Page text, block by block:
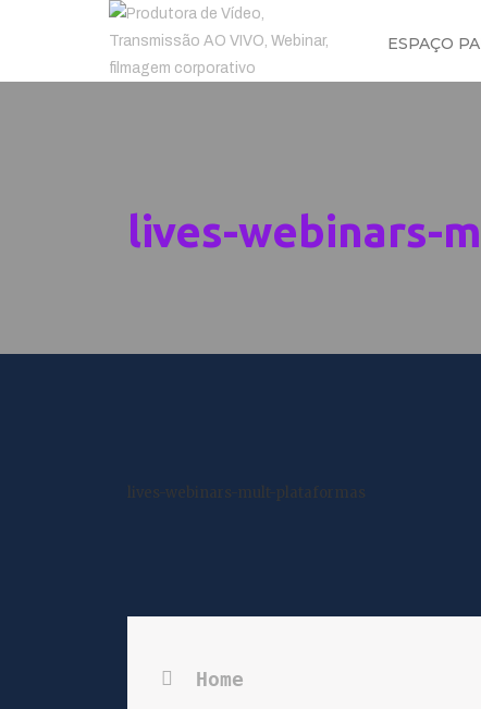
ESPAÇO
lives-webinars-
lives-webinars-mult-plataformas
Home